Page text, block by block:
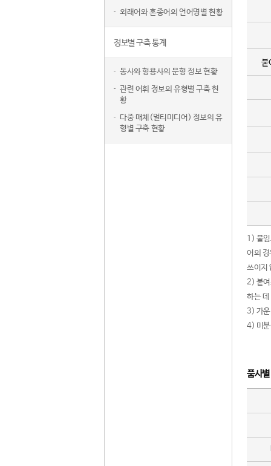
외래어와 혼종어의 언어명별 현황
정보별 구축 통계
동사와 형용사의 문형 정보 현황
관련 어휘 정보의 유형별 구축 현
황
다중 매체(멀티미디어) 정보의 유
형별 구축 현황
붙
1) 붙
어의
쓰이지
2) 붙여
하는
3) 가운
4) 미분
품사